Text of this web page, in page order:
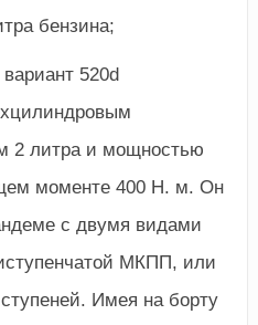
бензина;
520d
2 литра и мощностью
моменте 400 Н. м. Он
с двумя видами
МКПП, или
Имея на борту